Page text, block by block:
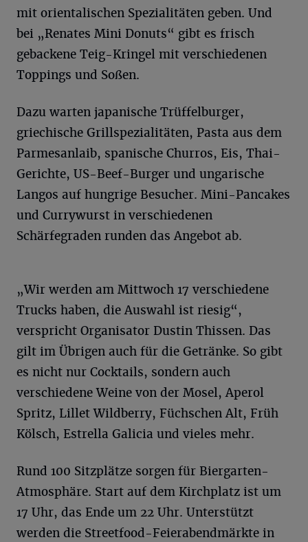
mit orientalischen Spezialitäten geben. Und
bei „Renates Mini Donuts“ gibt es frisch
gebackene Teig-Kringel mit verschiedenen
Toppings und Soßen.
Dazu warten japanische Trüffelburger,
griechische Grillspezialitäten, Pasta aus dem
Parmesanlaib, spanische Churros, Eis, Thai-
Gerichte, US-Beef-Burger und ungarische
Langos auf hungrige Besucher. Mini-Pancakes
und Currywurst in verschiedenen
Schärfegraden runden das Angebot ab.
„Wir werden am Mittwoch 17 verschiedene
Trucks haben, die Auswahl ist riesig“,
verspricht Organisator Dustin Thissen. Das
gilt im Übrigen auch für die Getränke. So gibt
es nicht nur Cocktails, sondern auch
verschiedene Weine von der Mosel, Aperol
Spritz, Lillet Wildberry, Füchschen Alt, Früh
Kölsch, Estrella Galicia und vieles mehr.
Rund 100 Sitzplätze sorgen für Biergarten-
Atmosphäre. Start auf dem Kirchplatz ist um
17 Uhr, das Ende um 22 Uhr. Unterstützt
werden die Streetfood-Feierabendmärkte in